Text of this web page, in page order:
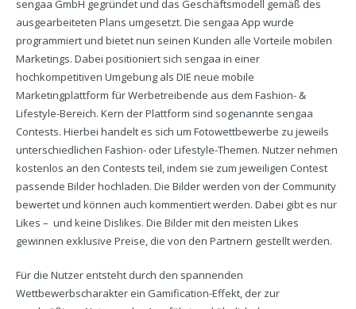
sengaa GmbH gegründet und das Geschäftsmodell gemäß des
ausgearbeiteten Plans umgesetzt. Die sengaa App wurde
programmiert und bietet nun seinen Kunden alle Vorteile mobilen
Marketings. Dabei positioniert sich sengaa in einer
hochkompetitiven Umgebung als DIE neue mobile
Marketingplattform für Werbetreibende aus dem Fashion- &
Lifestyle-Bereich. Kern der Plattform sind sogenannte sengaa
Contests. Hierbei handelt es sich um Fotowettbewerbe zu jeweils
unterschiedlichen Fashion- oder Lifestyle-Themen. Nutzer nehmen
kostenlos an den Contests teil, indem sie zum jeweiligen Contest
passende Bilder hochladen. Die Bilder werden von der Community
bewertet und können auch kommentiert werden. Dabei gibt es nur
Likes – und keine Dislikes. Die Bilder mit den meisten Likes
gewinnen exklusive Preise, die von den Partnern gestellt werden.
Für die Nutzer entsteht durch den spannenden
Wettbewerbscharakter ein Gamification-Effekt, der zur